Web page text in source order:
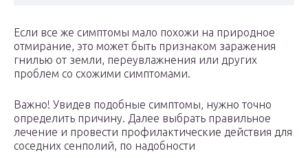
Если все же симптомы мало похожи на природное
отмирание, это может быть признаком заражения
гнилью от земли, переувлажнения или других
проблем со схожими симптомами.
Важно! Увидев подобные симптомы, нужно точно
определить причину. Далее выбрать правильное
лечение и провести профилактические действия для
соседних сенполий, по надобности